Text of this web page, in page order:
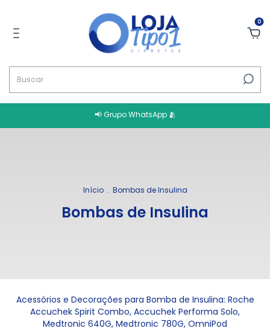
0
📢 Grupo WhatsApp 🫂
Início . Bombas de Insulina
Bombas de Insulina
Acessórios e Decorações para Bomba de Insulina: Roche
Accuchek Spirit Combo, Accuchek Performa Solo,
Medtronic 640G, Medtronic 780G, OmniPod